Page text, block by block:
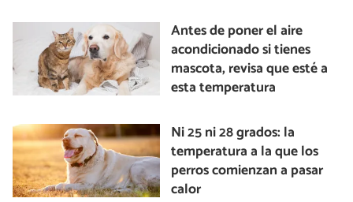
Antes de poner el aire
acondicionado si tienes
mascota, revisa que esté a
esta temperatura
Ni 25 ni 28 grados: la
temperatura a la que los
perros comienzan a pasar
calor